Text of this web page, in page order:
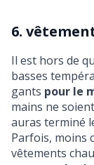
6.
Il est hors de
basses
gants pour le
mains ne
auras terminé
Parfois, moins
vêtements